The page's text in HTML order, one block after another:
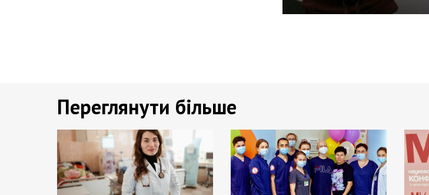
Переглянути більше